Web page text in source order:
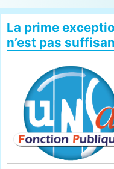
La prime
n’est pas